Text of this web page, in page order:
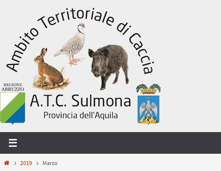
contenuto
Home2019 Marzo